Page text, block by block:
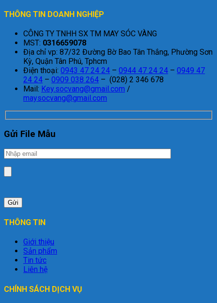
THÔNG TIN DOANH NGHIỆP
CÔNG TY TNHH SX TM MAY SÓC VÀNG
MST: 0316659078
Địa chỉ vp: 87/32 Đường Bờ Bao Tân Thắng, Phường Sơn
Kỳ, Quận Tân Phú, Tphcm
Điện thoại: 0943 47 24 24 – 0944 47 24 24 – 0949 47
24 24 – 0909 038 264 – (028) 2 346 678
Mail: Key.socvang@gmail.com /
maysocvang@gmail.com
Gửi File Mẫu
THÔNG TIN
Giới thiệu
Sản phẩm
Tin tức
Liên hệ
CHÍNH SÁCH DỊCH VỤ